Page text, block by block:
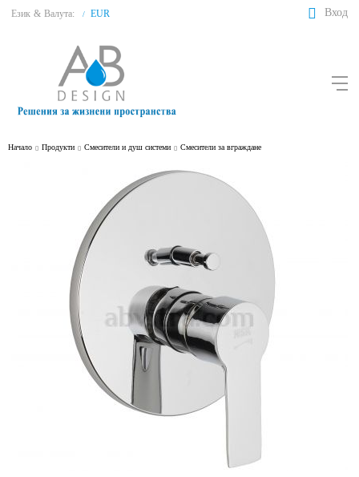
Език & Валута: / EUR Вход
Начало Продукти Смесители и душ системи Смесители за вграждане